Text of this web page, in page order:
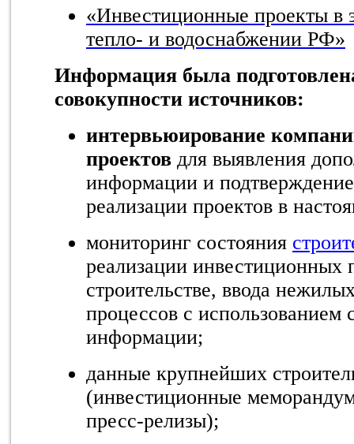
«Инвестиционные проекты в
тепло- и водоснабжении РФ»
Информация была
совокупности источников:
интервьюирование
проектов для выявления
информации и
реализации проектов в
мониторинг состояния
реализации инвестиционных
строительстве, ввода
процессов с использованием
информации;
данные крупнейших
(инвестиционные
пресс-релизы);